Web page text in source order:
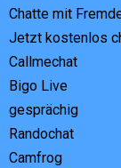
Chatte mit
Jetzt kostenlos
Callmechat
Bigo Live
gesprächig
Randochat
Camfrog